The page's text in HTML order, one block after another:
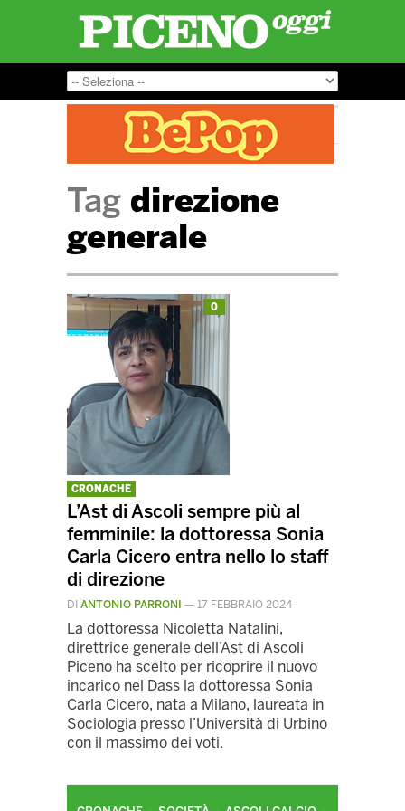
Tag direzione
generale
0
CRONACHE
L’Ast di Ascoli sempre più al
femminile: la dottoressa Sonia
Carla Cicero entra nello lo staff
di direzione
DI ANTONIO PARRONI — 17 FEBBRAIO 2024
La dottoressa Nicoletta Natalini,
direttrice generale dell’Ast di Ascoli
Piceno ha scelto per ricoprire il nuovo
incarico nel Dass la dottoressa Sonia
Carla Cicero, nata a Milano, laureata in
Sociologia presso l’Università di Urbino
con il massimo dei voti.